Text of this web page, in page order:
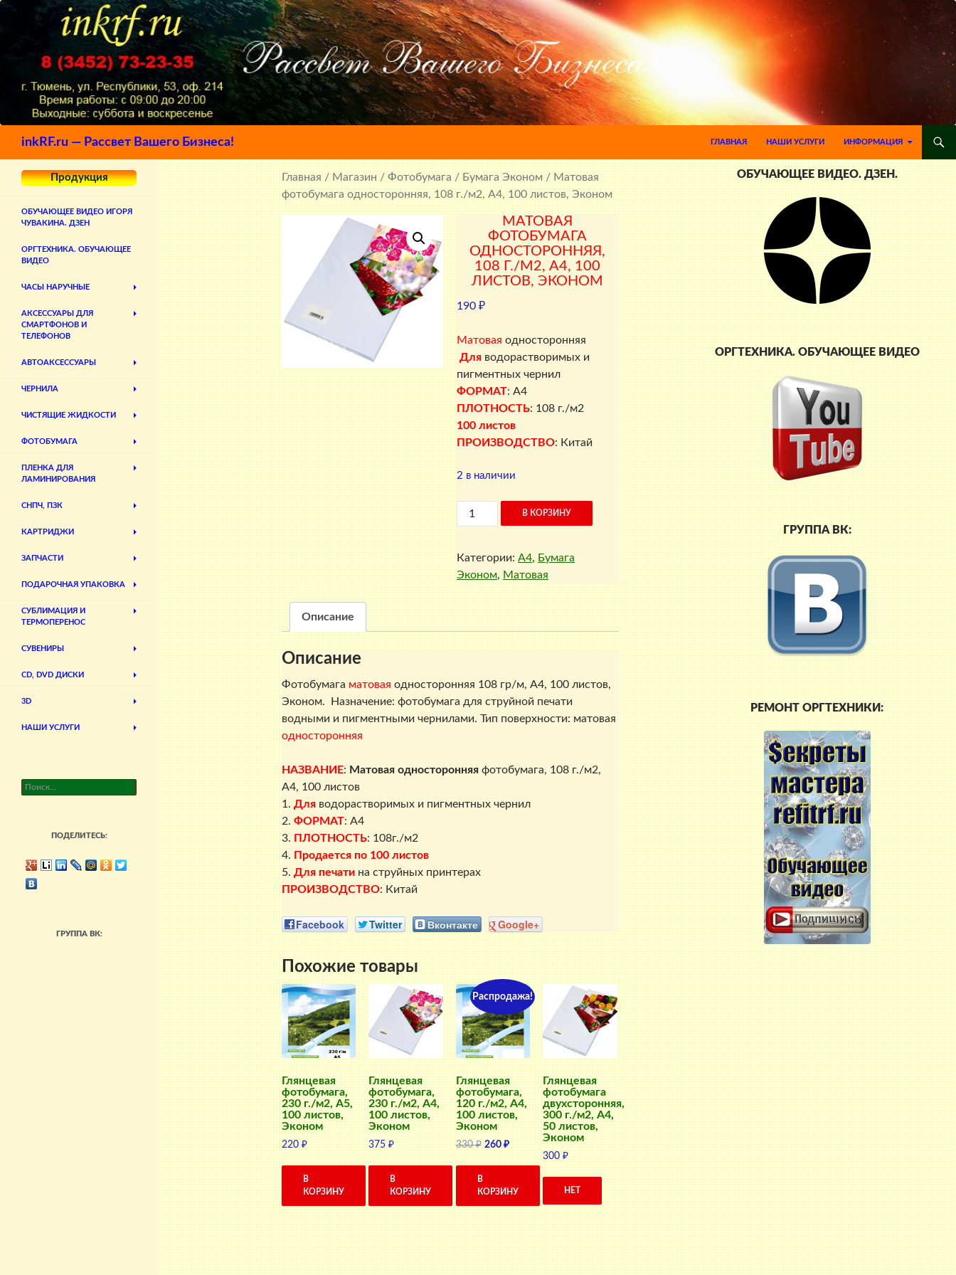
inkRF.ru — Рассвет Вашего Бизнеса!
ГЛАВНАЯ
НАШИ УСЛУГИ ИНФОРМАЦИЯ
Главная/Магазин/Фотобумага/Бумага Эконом/ Матовая
фотобумага односторонняя, 108 г./м2, A4, 100 листов, Эконом
МАТОВАЯ
ФОТОБУМАГА
ОДНОСТОРОННЯЯ,
108 Г./М2, A4, 100
ЛИСТОВ, ЭКОНОМ
190₽
Матовая односторонняя
Для водорастворимых и
пигментных чернил
ФОРМАТ: A4
ПЛОТНОСТЬ: 108 г./м2
100 листов
ПРОИЗВОДСТВО: Китай
2 в наличии
Количество
товара
Матовая
фотобумага
односторонняя,
108
г./
м2,
A4,
листов,
Эконом
В КОРЗИНУ
Категории:A4, Бумага
Эконом, Матовая
Описание
Описание
Фотобумага матовая односторонняя 108 гр/м, A4, 100 листов,
Эконом. Назначение: фотобумага для струйной печати
водными и пигментными чернилами. Тип поверхности: матовая
односторонняя
НАЗВАНИЕ: Матовая односторонняяфотобумага, 108 г./м2,
A4, 100 листов
1. Дляводорастворимых и пигментных чернил
2. ФОРМАТ: A4
3. ПЛОТНОСТЬ: 108г./м2
4. Продается по 100 листов
5. Для печатина струйных принтерах
ПРОИЗВОДСТВО: Китай
Facebook Twitter Вконтакте Google+
Похожие товары
Глянцевая
фотобумага,
230 г./м2, A5,
100 листов,
Эконом
220₽
В
КОРЗИНУ
Глянцевая
фотобумага,
230 г./м2, A4,
100 листов,
Эконом
375₽
В
КОРЗИНУ
Распродажа!
Глянцевая
фотобумага,
120 г./м2, A4,
100 листов,
Эконом
330₽ Первоначальная
цена
330 ₽.
260₽Текущая
цена:
В
КОРЗИНУ
Глянцевая
фотобумага
двухсторонняя,
300 г./м2, A4,
50 листов,
Эконом
300₽
НЕТ
ОБУЧАЮЩЕЕ ВИДЕО. ДЗЕН.
ОРГТЕХНИКА. ОБУЧАЮЩЕЕ ВИДЕО
ГРУППА ВК:
РЕМОНТ ОРГТЕХНИКИ:
Продукция
ОБУЧАЮЩЕЕ ВИДЕО ИГОРЯ
ЧУВАКИНА. ДЗЕН
ОРГТЕХНИКА. ОБУЧАЮЩЕЕ
ВИДЕО
ЧАСЫ НАРУЧНЫЕ
АКСЕССУАРЫ ДЛЯ
СМАРТФОНОВ И
ТЕЛЕФОНОВ
АВТОАКСЕССУАРЫ
ЧЕРНИЛА
ЧИСТЯЩИЕ ЖИДКОСТИ
ФОТОБУМАГА
ПЛЕНКА ДЛЯ
ЛАМИНИРОВАНИЯ
СНПЧ, ПЗК
КАРТРИДЖИ
ЗАПЧАСТИ
ПОДАРОЧНАЯ УПАКОВКА
СУБЛИМАЦИЯ И
ТЕРМОПЕРЕНОС
СУВЕНИРЫ
CD, DVD ДИСКИ
3D
НАШИ УСЛУГИ
Найти:
ПОДЕЛИТЕСЬ:
ГРУППА ВК: